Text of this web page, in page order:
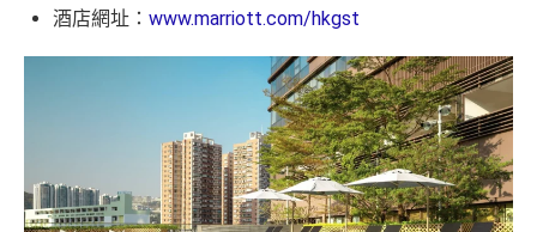
酒店網址： www.marriott.com/hkgst